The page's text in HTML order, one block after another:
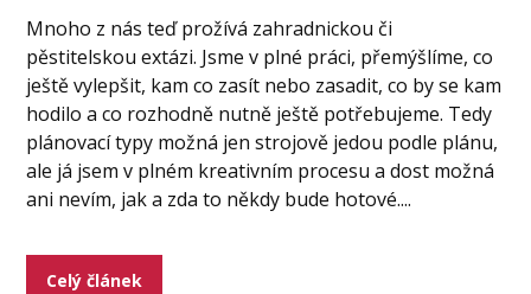
Mnoho z nás teď prožívá zahradnickou či
pěstitelskou extázi. Jsme v plné práci, přemýšlíme, co
ještě vylepšit, kam co zasít nebo zasadit, co by se kam
hodilo a co rozhodně nutně ještě potřebujeme. Tedy
plánovací typy možná jen strojově jedou podle plánu,
ale já jsem v plném kreativním procesu a dost možná
ani nevím, jak a zda to někdy bude hotové....
Celý článek